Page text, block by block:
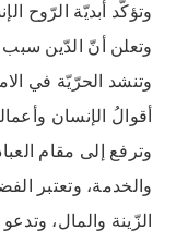
وتؤكّد أبديّة الرّوح
وتعلن أنّ الدّين سبب
وتنشد الحرّيّة في
أقوالُ الإنسان
وترفع إلى مقام
والخدمة، وتعتبر
الزّينة والمال،